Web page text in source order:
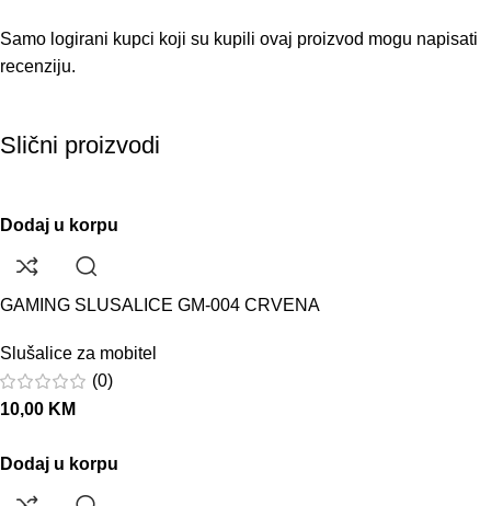
Samo logirani kupci koji su kupili ovaj proizvod mogu napisati
recenziju.
Slični proizvodi
Dodaj u korpu
GAMING SLUSALICE GM-004 CRVENA
Slušalice za mobitel
(0)
10,00 KM
Dodaj u korpu